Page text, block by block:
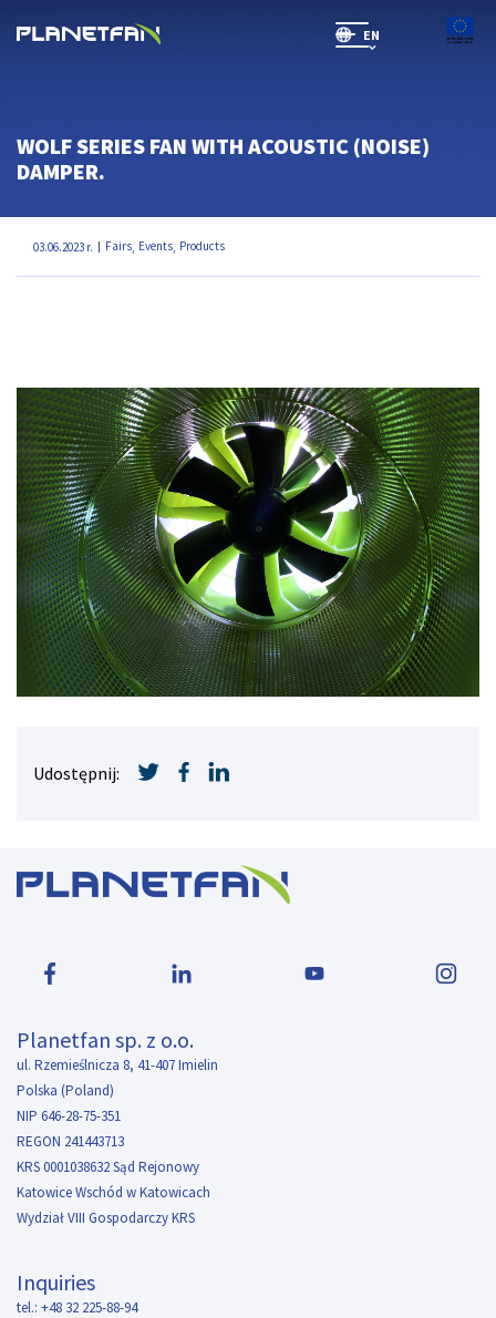
EN
WOLF SERIES FAN WITH ACOUSTIC (NOISE)
DAMPER.
03.06.2023 r. Fairs Events Products
Udostępnij:
Planetfan sp. z o.o.
ul. Rzemieślnicza 8, 41-407 Imielin
Polska (Poland)
NIP 646-28-75-351
REGON 241443713
KRS 0001038632 Sąd Rejonowy
Katowice Wschód w Katowicach
Wydział VIII Gospodarczy KRS
Inquiries
tel.: +48 32 225-88-94